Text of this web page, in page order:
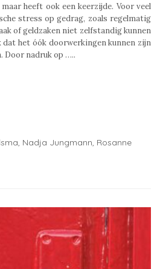
heeft ook een keerzijde. Voor veel
stress op gedrag, zoals regelmatig
of geldzaken niet zelfstandig kunnen
het óók doorwerkingen kunnen zijn
Door nadruk op …..
Nadja Jungmann, Rosanne